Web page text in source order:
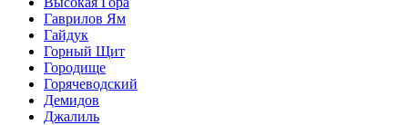
Гаврилов Ям
Гайдук
Горный Щит
Городище
Горячеводский
Демидов
Джалиль